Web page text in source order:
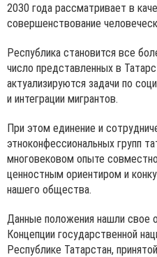
2030 года рассматривает в
совершенствование
Республика становится все
число представленных в
актуализируются задачи по
и интеграции мигрантов.
При этом единение и
этноконфессиональных групп
многовековом опыте
ценностным ориентиром и
нашего общества.
Данные положения нашли свое
Концепции государственной
Республике Татарстан,